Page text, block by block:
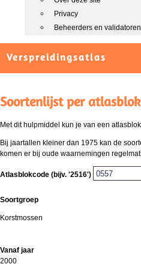
Privacy
Beheerders en validatoren
Verspreidingsatlas
Soortenlijst per atlasblok
Met dit hulpmiddel kun je van een
Bij jaartallen kleiner dan 1975 kan de
komen er bij oude waarnemingen
Atlasblokcode (bijv. '2516')
Soortgroep
Korstmossen
Vanaf jaar
2000